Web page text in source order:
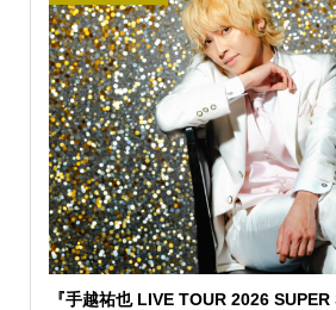
『手越祐也 LIVE TOUR 2026